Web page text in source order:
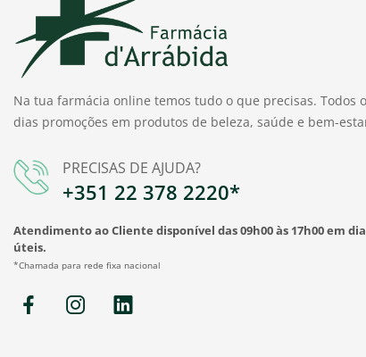
Na tua farmácia online temos tudo o que precisas. Todos
dias promoções em produtos de beleza, saúde e bem-
PRECISAS DE AJUDA?
+351 22 378 2220*
Atendimento ao Cliente disponível das 09h00 às 17h00 em
úteis.
*Chamada para rede fixa nacional